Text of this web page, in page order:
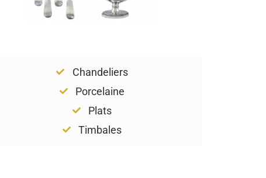
Chandeliers
Porcelaine
Plats
Timbales